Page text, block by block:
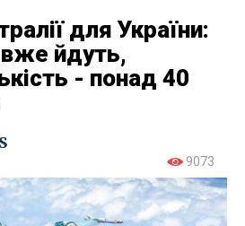
для України:
йдуть,
- понад 40
9073